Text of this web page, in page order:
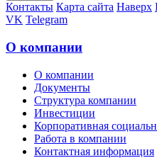
Контакты Карта сайта Наверх
VK Telegram
О компании
О компании
Документы
Структура компании
Инвестиции
Корпоративная
Работа в компании
Контактная информация